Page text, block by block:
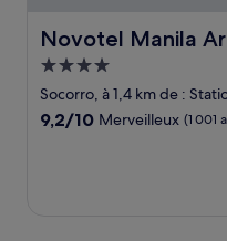
Novotel Manila
Novotel Manila
Hébergement
4.0 étoiles
Socorro, à 1,4 km de :
9.2
9,2/10 Merveilleux (1 001